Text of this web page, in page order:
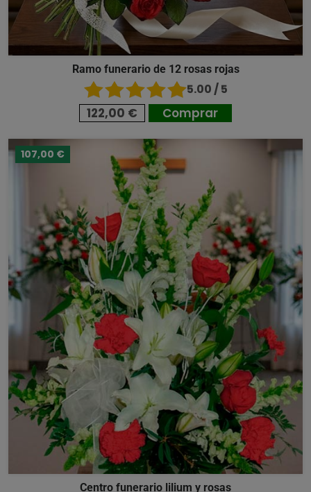
Ramo funerario de 12 rosas rojas
5.00 / 5
122,00 € Comprar
107,00 €
Centro funerario lilium y rosas